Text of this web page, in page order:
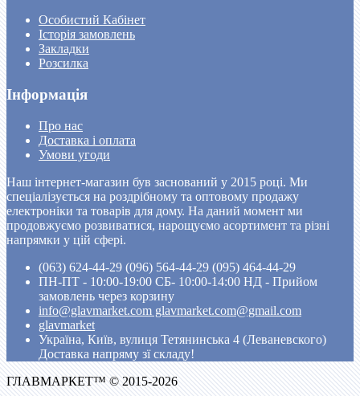
Особистий Кабінет
Історія замовлень
Закладки
Розсилка
Інформація
Про нас
Доставка і оплата
Умови угоди
Наш інтернет-магазин був заснований у 2015 році. Ми
спеціалізується на роздрібному та оптовому продажу
електроніки та товарів для дому. На даний момент ми
продовжуємо розвиватися, нарощуємо асортимент та різні
напрямки у цій сфері.
(063) 624-44-29 (096) 564-44-29 (095) 464-44-29
ПН-ПТ - 10:00-19:00 CБ- 10:00-14:00 НД - Прийом
замовлень через корзину
info@glavmarket.com glavmarket.com@gmail.com
glavmarket
Україна, Київ, вулиця Тетянинська 4 (Леваневского)
Доставка напряму зї складу!
ГЛАВМАРКЕТ™ © 2015-2026